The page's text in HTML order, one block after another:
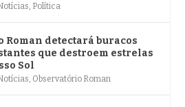
, Política
Roman detectará buracos
que destroem estrelas
Sol
, Observatório Roman